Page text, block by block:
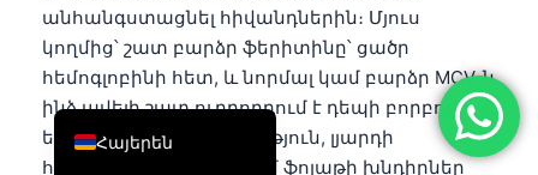
անհանգստացնել հիվանդներին։ Մյուս
կողմից՝ շատ բարձր ֆերիտինը՝ ցածր
հեմոգլոբինի հետ, և նորմալ կամ բարձր MCV-ն
ինձ ավելի շատ ուղղորդում է դեպի բորբոքում,
երիկամային հիվանդություն, լյարդի
հիվանդություն, B12 կամ ֆոլաթի խնդիրներ
Հայերեն
English
Deutsch
العربية